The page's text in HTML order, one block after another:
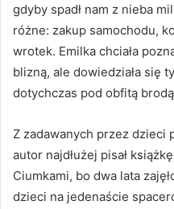
gdyby spadł nam z nieba
różne: zakup samochodu,
wrotek. Emilka chciała
blizną, ale dowiedziała się
dotychczas pod obfitą
Z zadawanych przez dzieci
autor najdłużej pisał
Ciumkami, bo dwa lata
dzieci na jedenaście